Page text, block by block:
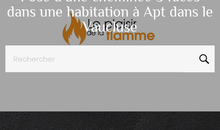
dans une habitation à Apt dans le
Vaucluse
Rechercher